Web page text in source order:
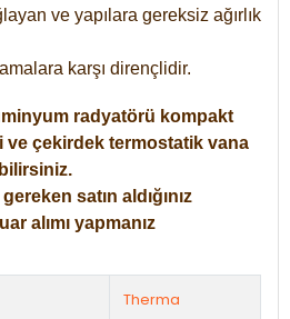
ve yapılara gereksiz ağırlık
karşı dirençlidir.
radyatörü kompakt
çekirdek termostatik vana
satın aldığınız
alımı yapmanız
Therma